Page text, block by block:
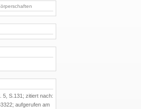
5, S.131; zitiert nach:
aufgerufen am